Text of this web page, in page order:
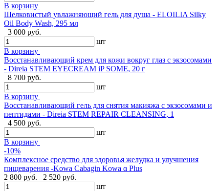
В корзину
Шелковистый увлажняющий гель для душа - ELOILIA Silky
Oil Body Wash, 295 мл
3 000 руб.
шт
В корзину
Восстанавливающий крем для кожи вокруг глаз с экзосомами
- Direia STEM EYECREAM iP SOME, 20 г
8 700 руб.
шт
В корзину
Восстанавливающий гель для снятия макияжа с экзосомами и
пептидами - Direia STEM REPAIR CLEANSING, 1
4 500 руб.
шт
В корзину
-10%
Комплексное средство для здоровья желудка и улучшения
пищеварения -Kowa Cabagin Kowa α Plus
2 800 руб.
2 520 руб.
шт